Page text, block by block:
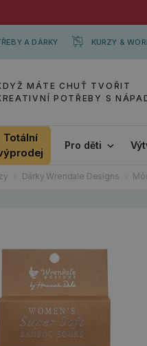
A DÁRKY KURZY &
MÁTE CHUŤ TVOŘIT
POTŘEBY S
Totální
Pro děti
Dárky Wrendale Designs